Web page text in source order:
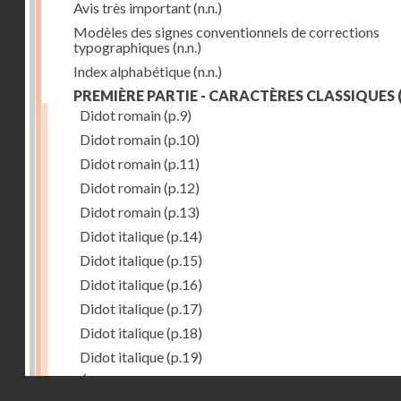
Avis très important(n.n.)
Modèles des signes conventionnels de corrections
typographiques (n.n.)
Index alphabétique(n.n.)
PREMIÈRE PARTIE - CARACTÈRES CLASSIQUES
Didot romain(p.9)
Didot romain(p.10)
Didot romain(p.11)
Didot romain(p.12)
Didot romain(p.13)
Didot italique(p.14)
Didot italique(p.15)
Didot italique(p.16)
Didot italique(p.17)
Didot italique(p.18)
Didot italique(p.19)
Égyptienne(p.20)